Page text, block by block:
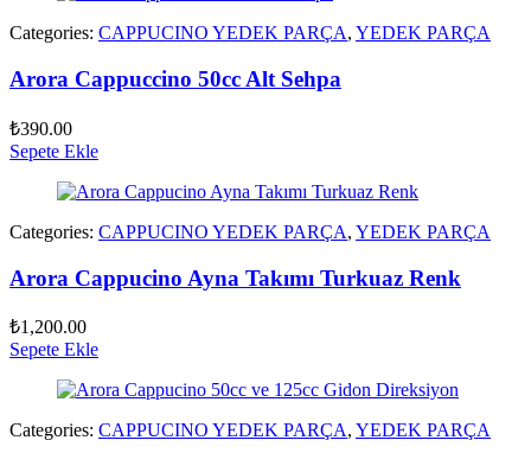
Categories: CAPPUCINO YEDEK PARÇA, YEDEK PARÇA
Arora Cappuccino 50cc Alt Sehpa
₺390.00
Sepete Ekle
Categories: CAPPUCINO YEDEK PARÇA, YEDEK PARÇA
Arora Cappucino Ayna Takımı Turkuaz Renk
₺1,200.00
Sepete Ekle
Categories: CAPPUCINO YEDEK PARÇA, YEDEK PARÇA